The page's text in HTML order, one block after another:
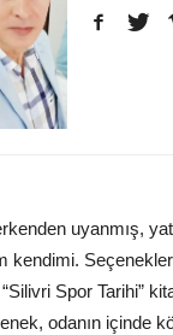
uyanmış,
kendimi.
“Silivri Spor Tarihi”
odanın içinde